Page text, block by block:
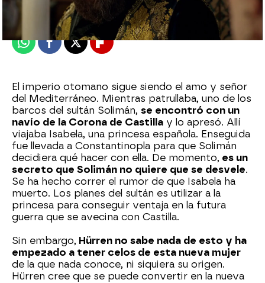
Publicado:17 de agosto de 2022, 22:49
WhatsappFacebook
X Flipboard
El imperio otomano sigue siendo el amo y señor
del Mediterráneo. Mientras patrullaba, uno de los
barcos del sultán Solimán, se encontró con un
navío de la Corona de Castilla y lo apresó. Allí
viajaba Isabela, una princesa española. Enseguida
fue llevada a Constantinopla para que Solimán
decidiera qué hacer con ella. De momento, es un
secreto que Solimán no quiere que se desvele.
Se ha hecho correr el rumor de que Isabela ha
muerto. Los planes del sultán es utilizar a la
princesa para conseguir ventaja en la futura
guerra que se avecina con Castilla.
Sin embargo, Hürren no sabe nada de esto y ha
empezado a tener celos de esta nueva mujer
de la que nada conoce, ni siquiera su origen.
Hürren cree que se puede convertir en la nueva